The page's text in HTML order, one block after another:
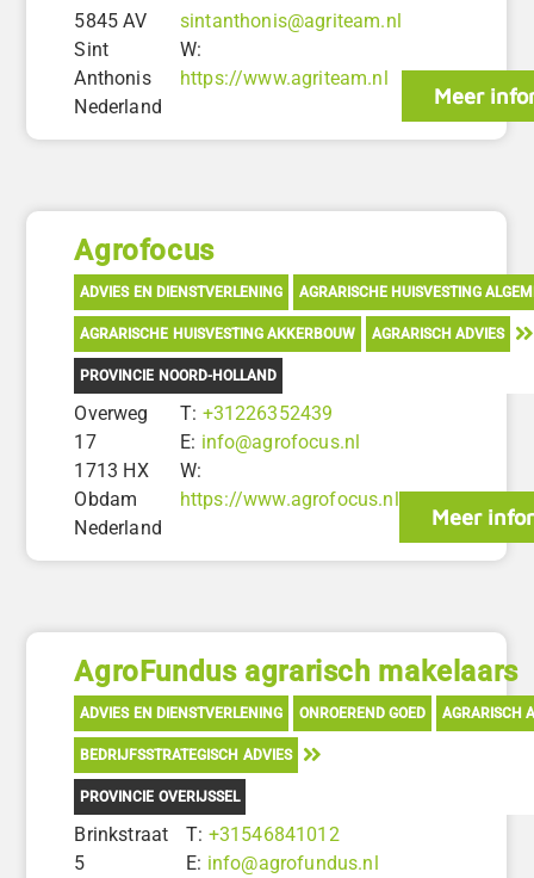
5845 AV
Sint
Anthonis
Nederland
sintanthonis@agriteam.nl
W:
https://www.agriteam.nl
Meer
Agrofocus
ADVIES EN DIENSTVERLENING AGRARISCHE HUISVESTING
AGRARISCHE HUISVESTING AKKERBOUW AGRARISCH ADVIES
PROVINCIE NOORD-HOLLAND
Overweg
17
1713 HX
Obdam
Nederland
T: +31226352439
E: info@agrofocus.nl
W:
https://www.agrofocus.nl
Meer
AgroFundus agrarisch makelaars
ADVIES EN DIENSTVERLENING ONROEREND GOED AGRARISCH
BEDRIJFSSTRATEGISCH ADVIES
PROVINCIE OVERIJSSEL
Brinkstraat
5
T: +31546841012
E: info@agrofundus.nl